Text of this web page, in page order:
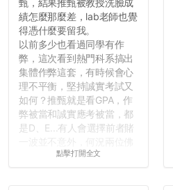
會學會...
績怎麼那麼差，lab老師也覺
得憑什麼要留我。
以前多少也看過同學有作
弊，這次看到熱門科系搞出
集體作弊這套，有時候會心
理不平衡，堅持誠實考試又
如何？推甄就是看GPA，作
弊被當和誠實應考被當，都
是D、E...有人會選擇前者賭
心教授看起來要輕輕放下
點擊打開全文